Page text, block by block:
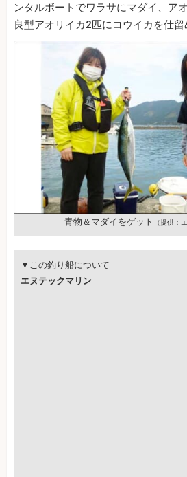
ンタルボートでワラサにマダイ、ア
良型アオリイカ2匹にコウイカを仕留
青物＆マダイをゲット （提供：
▼この釣り船について
エヌテックマリン